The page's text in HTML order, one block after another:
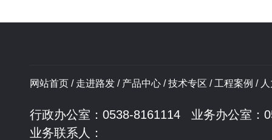
网站首页 / 走进路发 / 产品中心 /技术专区 / 工程案例 /
行政办公室：0538-8161114 业务办公室：
业务联系人：